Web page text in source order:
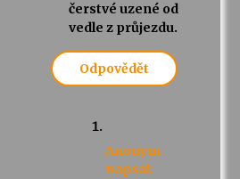
čerstvé uzené od
vedle z průjezdu.
Odpovědět
Anonym
napsal: